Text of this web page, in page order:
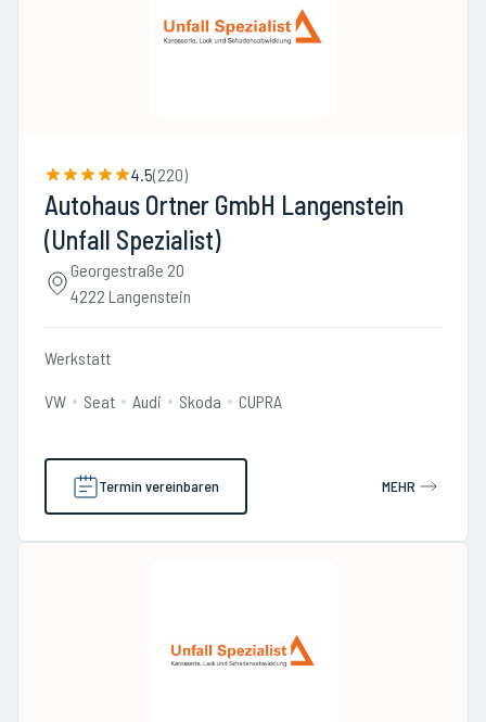
4.5(220)
Autohaus Ortner GmbH Langenstein
(Unfall Spezialist)
Georgestraße 20
4222 Langenstein
Werkstatt
VW Seat Audi Skoda CUPRA
Termin vereinbaren MEHR